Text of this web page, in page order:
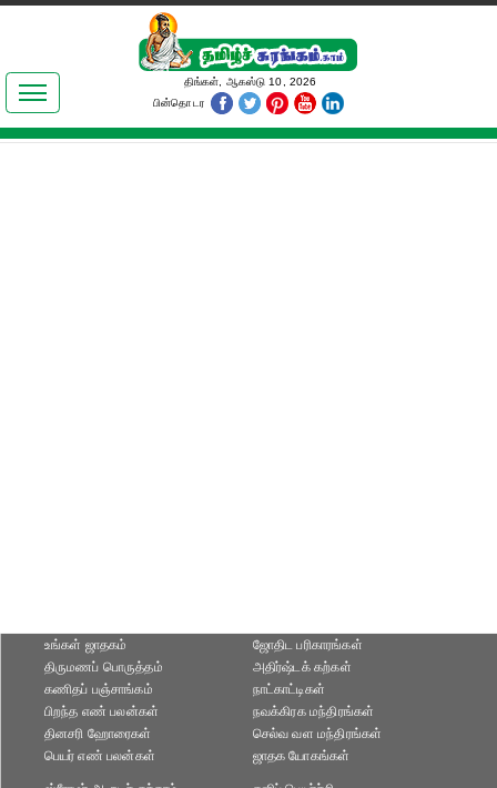
இலக்கியங்கள்
தமிழ் உலகம்
திங்கள், ஆகஸ்டு 10, 2026
பின்தொடர
உங்கள் ஜாதகம்
திருமணப் பொருத்தம்
கணிதப் பஞ்சாங்கம்
ஜோதிட ப‌ரிகார‌ங்க‌ள்
அதிர்ஷ்டக் கற்கள்
நாட்காட்டிகள்
பிறந்த எண் பலன்கள்
தினசரி ஹோரைகள்
பெயர் எண் பலன்கள்
நவக்கிரக மந்திரங்கள்
செல்வ வள மந்திரங்கள்
ஜாதக யோகங்கள்